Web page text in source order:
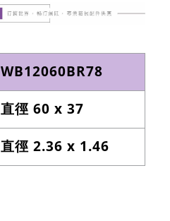
WB12060BR78
直徑 60 x 37
直徑 2.36 x 1.46